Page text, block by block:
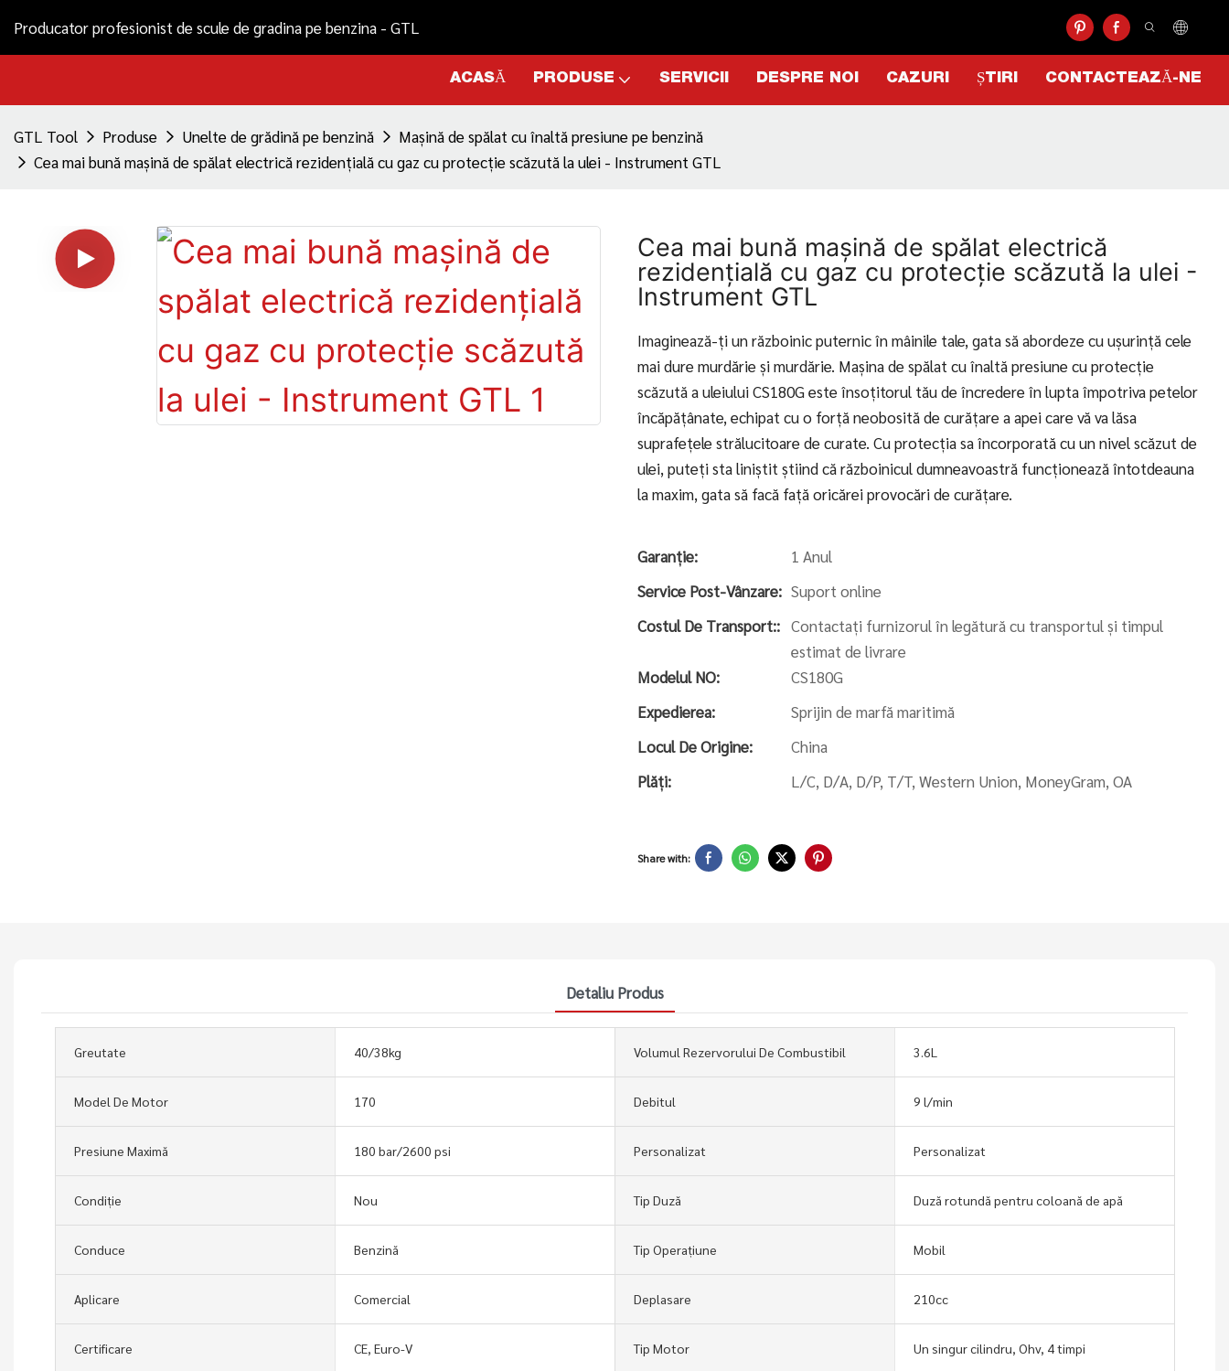
Producator profesionist de scule de gradina pe benzina - GTL
ACASĂ PRODUSE SERVICII DESPRE NOI CAZURI ȘTIRI CONTACTEAZĂ-NE
GTL Tool Produse Unelte de grădină pe benzină
Mașină de spălat cu înaltă presiune pe benzină
Cea mai bună mașină de spălat electrică rezidențială cu gaz cu protecție scăzută la ulei - Instrument GTL
Cea mai bună mașină de spălat electrică
rezidențială cu gaz cu protecție scăzută la ulei -
Instrument GTL
Imaginează-ți un războinic puternic în mâinile tale, gata să abordeze cu ușurință cele
mai dure murdărie și murdărie. Mașina de spălat cu înaltă presiune cu protecție
scăzută a uleiului CS180G este însoțitorul tău de încredere în lupta împotriva petelor
încăpățânate, echipat cu o forță neobosită de curățare a apei care vă va lăsa
suprafețele strălucitoare de curate. Cu protecția sa încorporată cu un nivel scăzut de
ulei, puteți sta liniștit știind că războinicul dumneavoastră funcționează întotdeauna
la maxim, gata să facă față oricărei provocări de curățare.
Garanție:
1 Anul
Service Post-Vânzare: Suport online
Costul De Transport:: Contactați furnizorul în legătură cu transportul și timpul
estimat de livrare
Modelul NO:
CS180G
Expedierea:
Sprijin de marfă maritimă
Locul De Origine:
China
Plăți:
L/C, D/A, D/P, T/T, Western Union, MoneyGram, OA
Share with:
Detaliu Produs
Greutate 40/38kg Volumul Rezervorului De Combustibil 3.6L
Model De Motor 170 Debitul 9 l/min
Presiune Maximă 180 bar/2600 psi Personalizat Personalizat
Condiție Nou Tip Duză Duză rotundă pentru coloană de apă
Conduce Benzină Tip Operațiune Mobil
Aplicare Comercial Deplasare 210cc
Certificare CE, Euro-V Tip Motor Un singur cilindru, Ohv, 4 timpi